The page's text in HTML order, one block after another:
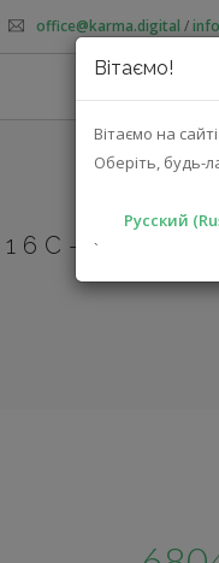
Вітаємо!
Вітаємо на
Оберіть, будь-
Русский
`
office@karma.digital /
VA